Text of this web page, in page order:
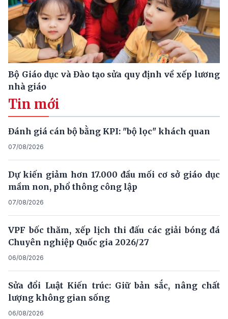
Bộ Giáo dục và Đào tạo sửa quy định về xếp lương
nhà giáo
Tin mới
Đánh giá cán bộ bằng KPI: "bộ lọc" khách quan
07/08/2026
Dự kiến giảm hơn 17.000 đầu mối cơ sở giáo dục
mầm non, phổ thông công lập
07/08/2026
VPF bốc thăm, xếp lịch thi đấu các giải bóng đá
Chuyên nghiệp Quốc gia 2026/27
06/08/2026
Sửa đổi Luật Kiến trúc: Giữ bản sắc, nâng chất
lượng không gian sống
06/08/2026